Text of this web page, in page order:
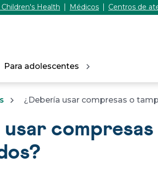
Health Médicos Centros de
Para adolescentes
¿Debería usar compresas o
usar